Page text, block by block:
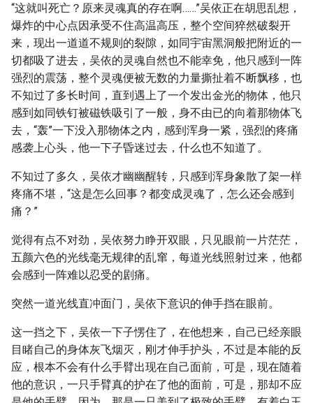
“这就叫死亡？原来灵魂真的存在啊……”吴依正在胡思乱想，
爆炸的中心点因承受不住高温高压，整个空间猝然破裂开
来，现出一道道不规则的裂隙，如同宇宙黑洞般把附近的一
切都吸了进去，吴依的灵魂自然也不能幸免，他只感到一阵
强烈的震荡，整个灵魂便被无数的力量撕扯着不断飘移，也
不知过了多长时间，直到遇上了一个发出金光的物体，他只
感到如同铁钉被磁铁吸引了一般，身不由已的向着那物体飞
去，“轰”一下没入那物体之内，感到浑身一紧，强烈的疼痛
感袭上心头，他一下子昏迷过去，什么也不知道了。
不知过了多久，吴依才幽幽醒转，只感到浑身象散了架一样
疼痛不堪，“这是怎么回事？都变成灵魂了，怎么还会感到
痛？”
觉得有点不对劲，吴依努力睁开双眼，只见眼前一片茫茫，
五颜六色的光线毫无规律的乱窜，每道光线照射过来，他都
会感到一阵难以忍受的剧痛。
突然一道光线直冲面门，吴依下意识的伸手挡在眼前。
这一挡之下，吴依一下子愣住了，在他想来，自己已经亲眼
目睹自己的身体灰飞烟灭，刚才伸手护头，不过是本能的反
应，根本不会有什么手臂出现在自己面前，可是，现在随着
他的意识，一只手臂真的护在了他的面前，可是，那却不应